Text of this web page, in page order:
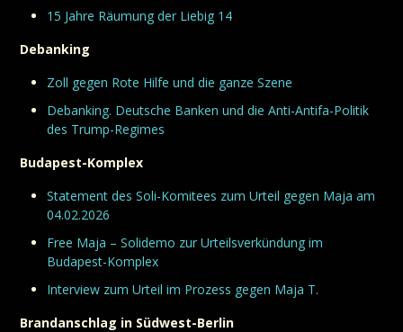
15 Jahre Räumung der Liebig 14
Debanking
Zoll gegen Rote Hilfe und die ganze Szene
Debanking. Deutsche Banken und die Anti-Antifa-Politik
des Trump-Regimes
Budapest-Komplex
Statement des Soli-Komitees zum Urteil gegen Maja am
04.02.2026
Free Maja – Solidemo zur Urteilsverkündung im
Budapest-Komplex
Interview zum Urteil im Prozess gegen Maja T.
Brandanschlag in Südwest-Berlin